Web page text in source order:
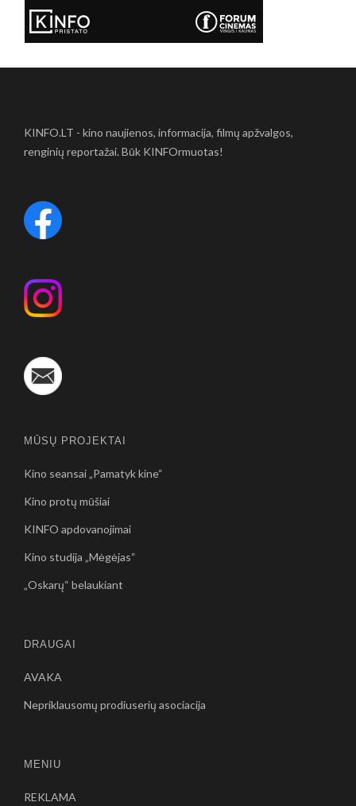
KINFO.LT - kino naujienos, informacija, filmų apžvalgos,
renginių reportažai. Būk KINFOrmuotas!
MŪSŲ PROJEKTAI
Kino seansai „Pamatyk kine“
Kino protų mūšiai
KINFO apdovanojimai
Kino studija „Mėgėjas“
„Oskarų“ belaukiant
DRAUGAI
AVAKA
Nepriklausomų prodiuserių asociacija
MENIU
REKLAMA